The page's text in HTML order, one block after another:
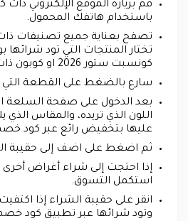
قم بزيارة الموقع الإلكتروني
باستخدام هاتفك المحمول.
تصفح بعناية جميع تصنيفات
تختار المنتجات التي تود
كونسبت ستور 2026 او
كوبون
سارع بالضغط على القطعة التي
بعد الدخول على صفحة السلعة
اللون الذي تريده، والمقاس
عليها بتخفيض رائع عبر كود
ثم اضغط على اضف إلى حقيبة
إذا احتجت إلى شراء أغراض
استكمل التسوق.
انقر على حقيبة الشراء إذا
وتود شرائها عبر تطبيق كود